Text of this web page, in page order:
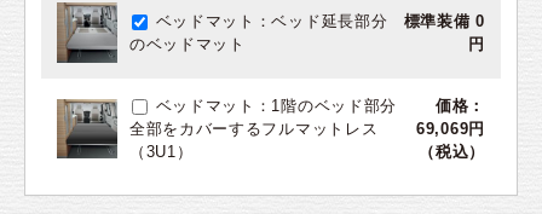
ベッドマット：ベッド延長部分
のベッドマット
標準装備 0
円
ベッドマット：1階のベッド部分
全部をカバーするフルマットレス
（3U1）
価格：
69,069円
（税込）